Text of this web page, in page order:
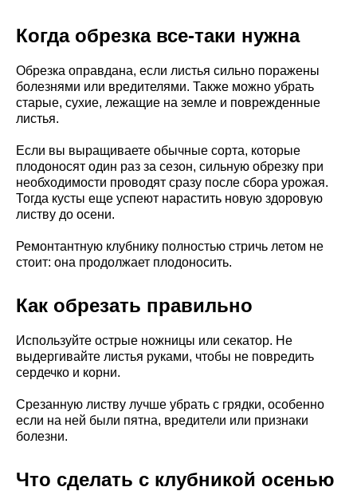
Когда обрезка все-таки нужна
Обрезка оправдана, если листья сильно поражены
болезнями или вредителями. Также можно убрать
старые, сухие, лежащие на земле и поврежденные
листья.
Если вы выращиваете обычные сорта, которые
плодоносят один раз за сезон, сильную обрезку при
необходимости проводят сразу после сбора урожая.
Тогда кусты еще успеют нарастить новую здоровую
листву до осени.
Ремонтантную клубнику полностью стричь летом не
стоит: она продолжает плодоносить.
Как обрезать правильно
Используйте острые ножницы или секатор. Не
выдергивайте листья руками, чтобы не повредить
сердечко и корни.
Срезанную листву лучше убрать с грядки, особенно
если на ней были пятна, вредители или признаки
болезни.
Что сделать с клубникой осенью